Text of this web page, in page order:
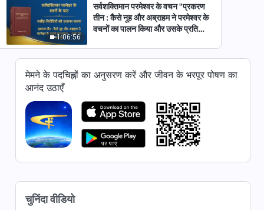
1:06:56
सर्वशक्तिमान परमेश्वर के वचन "प्रकरण
तीन : कैसे नूह और अब्राहम ने परमेश्वर के
वचनों का पालन किया और उसके प्रति
तीन : कैसे नूह और अब्राहम ने परमेश्वर के
सर्वशक्तिमान परमेश्वर के वचन "प्रकरण
तीन : कैसे नूह और अब्राहम ने परमेश्वर के
वचनों का पालन किया और उसके प्रति
सर्वशक्तिमान परमेश्वर के वचन "प्रकरण
मेमने के पदचिह्नों का अनुसरण करें और जीवन के भरपूर पोषण का
आनंद उठाएँ
चुनिंदा वीडियो